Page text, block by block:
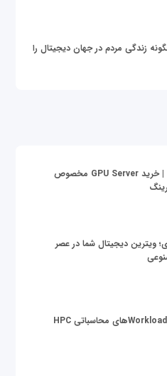
زندگی مردم در جهان دیجیتال را
قیمت سرور گرافیکی | خرید GPU Server مخصوص
ویترین دیجیتال شما در عصر